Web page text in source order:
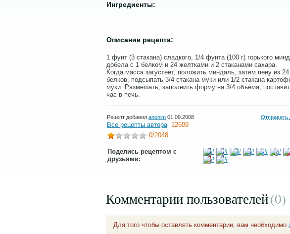
Ингредиенты:
Описание рецепта:
1 фунт (3 стакана) сладкого, 1/4 фунта (100 г) горького
добела с 1 белком и 24 желтками и 2 стаканами сахара.
Когда масса загустеет, положить миндаль, затем пену из 24
белков, подсыпать 3/4 стакана муки или 1/2 стакана
муки. Размешать, заполнить форму на 3/4 объёма,
час в печь.
Рецепт добавил anonim 01.09.2008 Отправить
Все рецепты автора 12609
0/2048
Поделись рецептом с
друзьями:
Комментарии пользователей(0)
Для того чтобы оставлять комментарии, вам необходимо